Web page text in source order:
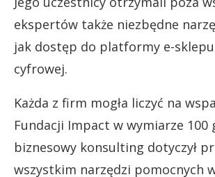
ekspertów także niezbędne
jak dostęp do platformy e-
cyfrowej.
Każda z firm mogła liczyć na
Fundacji Impact w wymiarze 100
biznesowy konsulting dotyczył
wszystkim narzędzi pomocnych